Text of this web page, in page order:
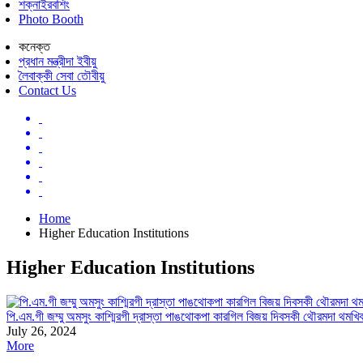
শক্নাইরবশিং
Photo Booth
কনেক্ত
প্রধান মন্ত্রীদা ইবীয়ু
লৈবাক্কী সেবা তৌবীয়ু
Contact Us
Home
Higher Education Institutions
Higher Education Institutions
পি.এম.গী জম্মু অমসুং কাশ্মিরগী দ্রাস্তা পাঙথোকপা কারগিল বিজয় দিবসকী থৌরমদা
July 26, 2024
More